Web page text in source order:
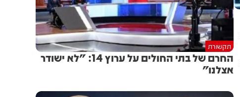
תקשורת
החרם של בתי החולים על ערוץ 14: "לא ישודר
אצלנו"